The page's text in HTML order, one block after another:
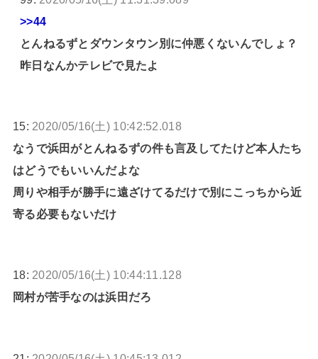
>>44
とんねるずとダウンタウン別に仲悪くないんでしょ？
昨日なんかテレビで見たよ
15: 2020/05/16(土) 10:42:52.018
なうで浜田がとんねるずの件も言及してたけど本人たち
はどうでもいいんだよな
周りや相手が勝手に遠ざけてるだけで別にこっちから近
寄る必要もないだけ
18: 2020/05/16(土) 10:44:11.128
岡村が苦手なのは浜田だろ